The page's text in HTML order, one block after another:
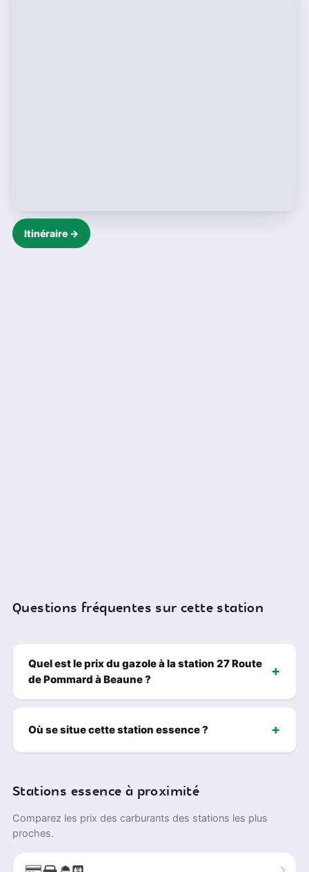
Itinéraire →
Questions fréquentes sur cette station
Quel est le prix du gazole à la station 27 Route
de Pommard à Beaune ?
Où se situe cette station essence ?
Stations essence à proximité
Comparez les prix des carburants des stations les plus
proches.